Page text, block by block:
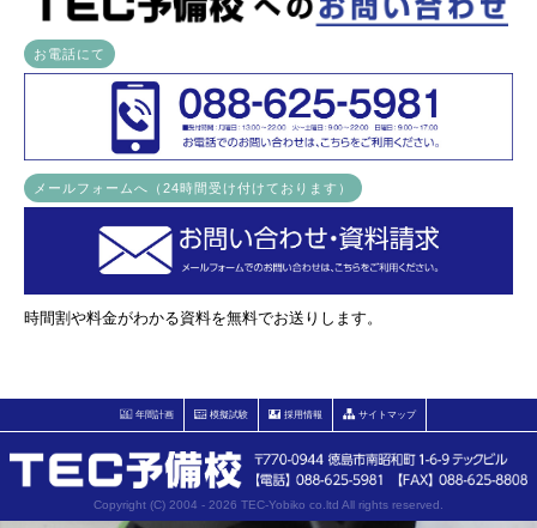
お電話にて
メールフォームへ（24時間受け付けております）
時間割や料金がわかる資料を無料でお送りします。
年間計画 模擬試験 採用情報 サイトマップ
Copyright (C) 2004 - 2026 TEC-Yobiko co.ltd All rights reserved.